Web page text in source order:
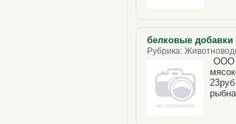
белковые добавки
Рубрика:
ООО